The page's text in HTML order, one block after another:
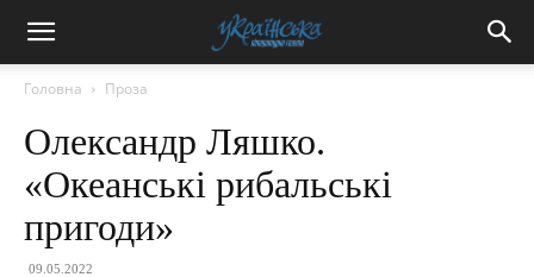
Головна Проза
Олександр Ляшко.
«Океанські рибальські
пригоди»
09.05.2022